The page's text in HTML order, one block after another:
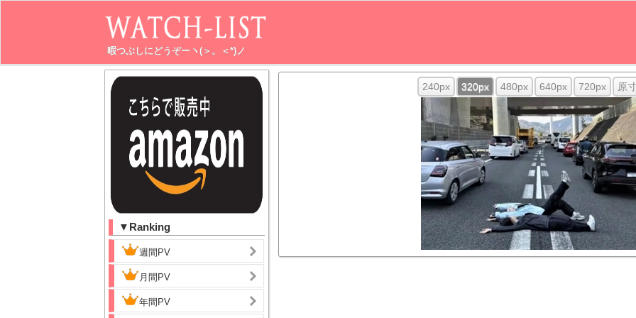
暇つぶしにどうぞーヽ(＞。＜*)ノ
▼Ranking
週間PV
月間PV
年間PV
240px 320px 480px 640px 720px 原